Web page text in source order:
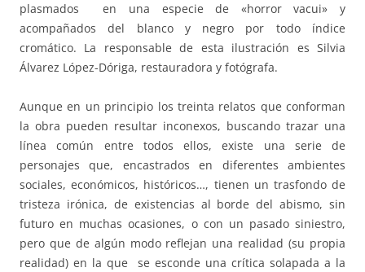
plasmados en una especie de «horror vacui» y
acompañados del blanco y negro por todo índice
cromático. La responsable de esta ilustración es Silvia
Álvarez López-Dóriga, restauradora y fotógrafa.
Aunque en un principio los treinta relatos que conforman
la obra pueden resultar inconexos, buscando trazar una
línea común entre todos ellos, existe una serie de
personajes que, encastrados en diferentes ambientes
sociales, económicos, históricos…, tienen un trasfondo de
tristeza irónica, de existencias al borde del abismo, sin
futuro en muchas ocasiones, o con un pasado siniestro,
pero que de algún modo reflejan una realidad (su propia
realidad) en la que se esconde una crítica solapada a la